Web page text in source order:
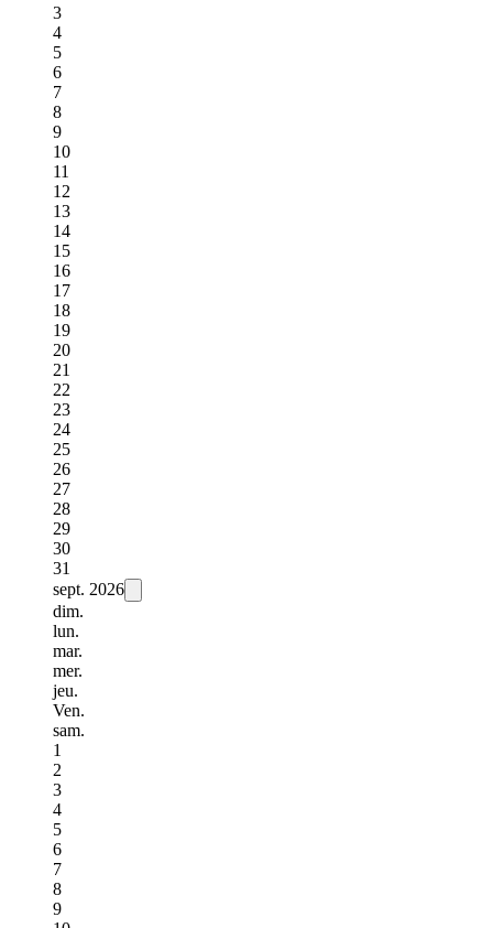
3
4
5
6
7
8
9
10
11
12
13
14
15
16
17
18
19
20
21
22
23
24
25
26
27
28
29
30
31
sept. 2026
dim.
lun.
mar.
mer.
jeu.
Ven.
sam.
1
2
3
4
5
6
7
8
9